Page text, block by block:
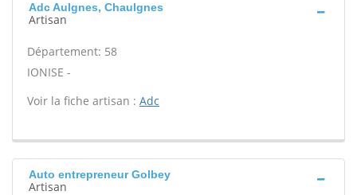
Adc Aulgnes, Chaulgnes
Artisan
Département: 58
IONISE -
Voir la fiche artisan : Adc
Auto entrepreneur Golbey
Artisan